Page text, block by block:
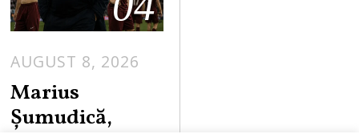
AUGUST 8, 2026
Marius
Șumudică,